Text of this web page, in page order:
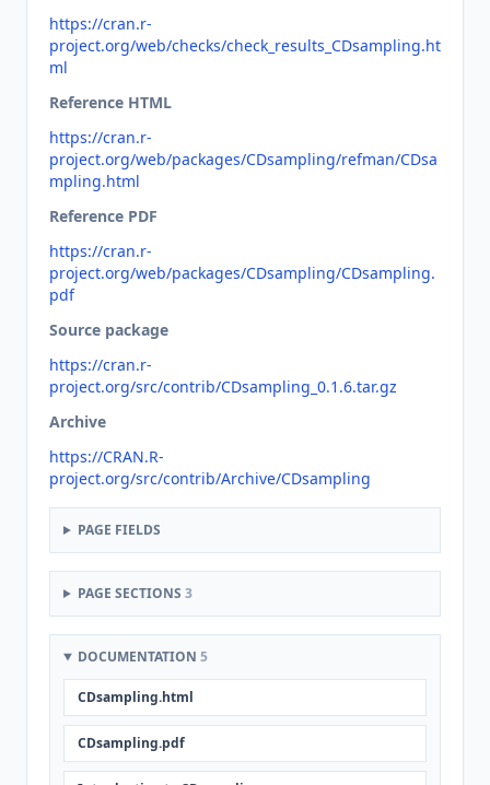
https://cran.r-
project.org/web/checks/check_results_CDsampling.ht
ml
Reference HTML
https://cran.r-
project.org/web/packages/CDsampling/refman/CDsa
mpling.html
Reference PDF
https://cran.r-
project.org/web/packages/CDsampling/CDsampling.
pdf
Source package
https://cran.r-
project.org/src/contrib/CDsampling_0.1.6.tar.gz
Archive
https://CRAN.R-
project.org/src/contrib/Archive/CDsampling
PAGE FIELDS
PAGE SECTIONS 3
DOCUMENTATION 5
CDsampling.html
CDsampling.pdf